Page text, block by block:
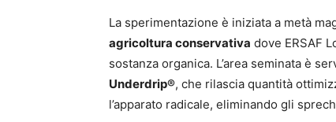
La sperimentazione è iniziata a metà
agricoltura conservativa dove ERSAF
sostanza organica. L’area seminata è
Underdrip®, che rilascia quantità
l’apparato radicale, eliminando gli